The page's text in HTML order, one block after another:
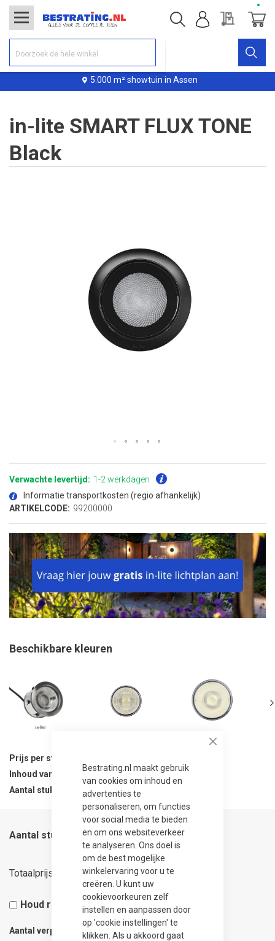
Bestrating.nl maakt gebruik
van cookies om inhoud en
advertenties te
personaliseren, om functies
voor social media te bieden
en om ons websiteverkeer
te analyseren. Ons doel is
om de best mogelijke
winkelervaring voor u te
creëren. U kunt uw
cookievoorkeuren zelf
instellen en aanpassen door
op 'cookie instellingen' te
klikken. Als u akkoord gaat
5.000 m² showtuin in Assen
Offerte
in-lite SMART FLUX TONE
Black
naar
begin
de
afbeeldingen-
Verwachte levertijd: 1-2 werkdagen
Informatie transportkosten (regio afhankelijk)
ARTIKELCODE: 99200000
Beschikbare kleuren
Prijs per stuk
Inhoud van verpakking 1 stuks
Aantal stuks per verpakking
1
Aantal stuks
Totaalprijs 274,00
Houd rekening met 5% snijverlies
Aantal verpakkingen